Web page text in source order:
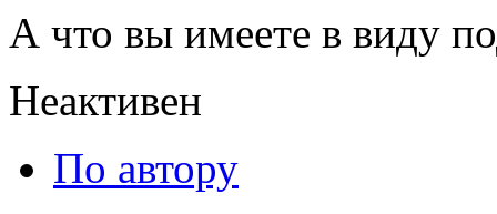
А что вы имеете в виду
Неактивен
По автору